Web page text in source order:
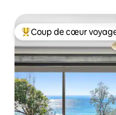
Coup de cœur
Coup de cœur